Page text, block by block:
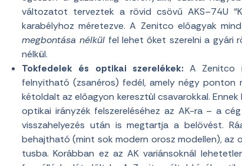
változatot terveztek a rövid csövű AKS–74U
karabélyhoz méretezve. A Zenitco előagyak
megbontása nélkül fel lehet őket szerelni a gyári
nélkül.
Tokfedelek és optikai szerelékek: A Zenitco
felnyitható (zsanéros) fedél, amely négy ponton
kétoldalt az előagyon keresztül csavarokkal.
optikai irányzék felszereléséhez az AK-ra – a
visszahelyezés után is megtartja a belövést.
behajtható (mint sok modern orosz modellen), az
tusba. Korábban ez az AK variánsoknál